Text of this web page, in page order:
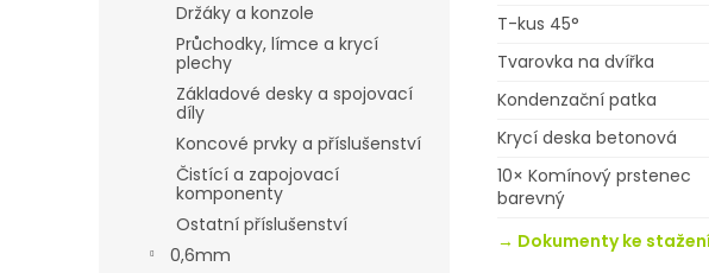
Držáky a konzole
Průchodky, límce a krycí
plechy
Základové desky a spojovací
díly
Koncové prvky a příslušenství
Čistící a zapojovací
komponenty
Ostatní příslušenství
0,6mm
T-kus 45°
Tvarovka na dvířka
Kondenzační patka
Krycí deska betonová
10× Komínový prstenec
barevný
→ Dokumenty ke